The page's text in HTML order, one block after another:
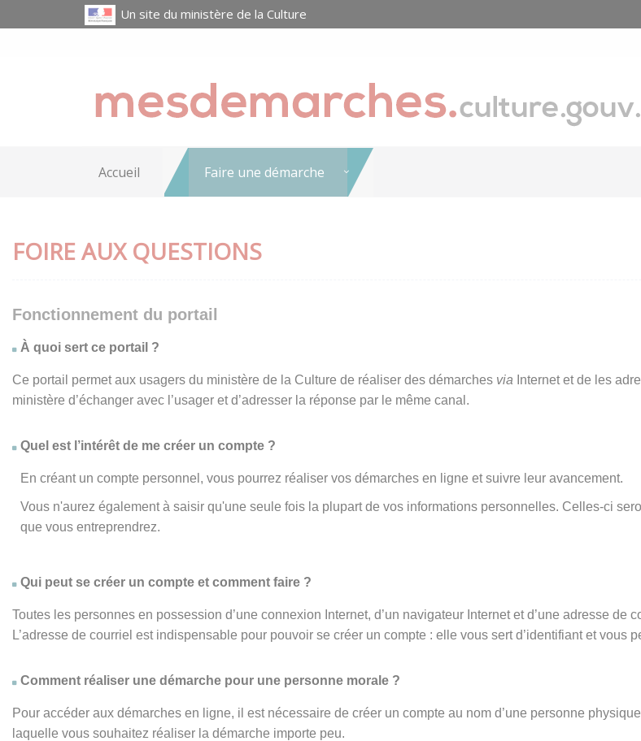
Un site du ministère de la Culture
Accueil Faire une démarche
FOIRE AUX QUESTIONS
Fonctionnement du portail
À quoi sert ce portail ?
Ce portail permet aux usagers du ministère de la Culture de réaliser des démarches via Internet et de les
ministère d’échanger avec l’usager et d’adresser la réponse par le même canal.
Quel est l’intérêt de me créer un compte ?
En créant un compte personnel, vous pourrez réaliser vos démarches en ligne et suivre leur avancement.
Vous n'aurez également à saisir qu'une seule fois la plupart de vos informations personnelles. Celles-ci
que vous entreprendrez.
Qui peut se créer un compte et comment faire ?
Toutes les personnes en possession d’une connexion Internet, d’un navigateur Internet et d’une adresse de
L’adresse de courriel est indispensable pour pouvoir se créer un compte : elle vous sert d’identifiant et vous
Comment réaliser une démarche pour une personne morale ?
Pour accéder aux démarches en ligne, il est nécessaire de créer un compte au nom d’une personne
laquelle vous souhaitez réaliser la démarche importe peu.